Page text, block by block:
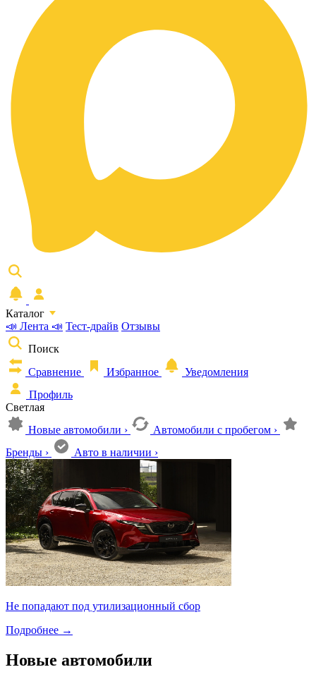
Каталог
📣 Лента 📣 Тест-драйв Отзывы
Поиск
Сравнение
Избранное
Уведомления
Профиль
Светлая
Новые автомобили › Автомобили с пробегом ›
Бренды › Авто в наличии ›
Не попадают под утилизационный сбор
Подробнее →
Новые автомобили